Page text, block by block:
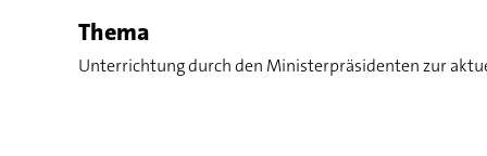
Thema
Unterrichtung durch den Ministerpräsidenten zur